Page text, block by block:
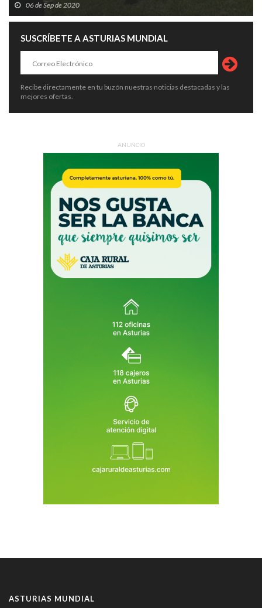
06 de Sep de 2020
SUSCRÍBETE A ASTURIAS MUNDIAL
Recibe directamente en tu buzón nuestras noticias destacadas y las
mejores ofertas.
ANUNCIO
ASTURIAS MUNDIAL